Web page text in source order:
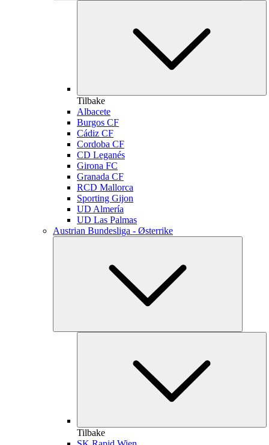
Tilbake
Albacete
Burgos CF
Cádiz CF
Cordoba CF
CD Leganés
Girona FC
Granada CF
RCD Mallorca
Sporting Gijon
UD Almería
UD Las Palmas
Austrian Bundesliga - Østerrike
Tilbake